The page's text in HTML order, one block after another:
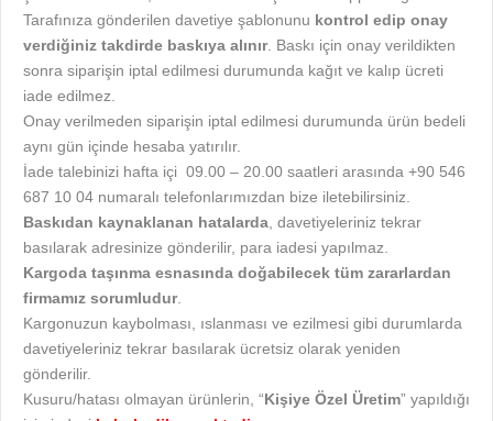
Tarafınıza gönderilen davetiye şablonunu kontrol edip onay
verdiğiniz takdirde baskıya alınır. Baskı için onay verildikten
sonra siparişin iptal edilmesi durumunda kağıt ve kalıp ücreti
iade edilmez.
Onay verilmeden siparişin iptal edilmesi durumunda ürün bedeli
aynı gün içinde hesaba yatırılır.
İade talebinizi hafta içi 09.00 – 20.00 saatleri arasında +90 546
687 10 04 numaralı telefonlarımızdan bize iletebilirsiniz.
Baskıdan kaynaklanan hatalarda , davetiyeleriniz tekrar
basılarak adresinize gönderilir, para iadesi yapılmaz.
Kargoda taşınma esnasında doğabilecek tüm zararlardan
firmamız sorumludur.
Kargonuzun kaybolması, ıslanması ve ezilmesi gibi durumlarda
davetiyeleriniz tekrar basılarak ücretsiz olarak yeniden
gönderilir.
Kusuru/hatası olmayan ürünlerin, “Kişiye Özel Üretim” yapıldığı